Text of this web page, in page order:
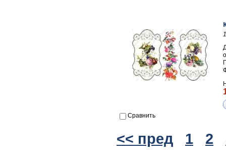
Сравнить
<< пред 1 2